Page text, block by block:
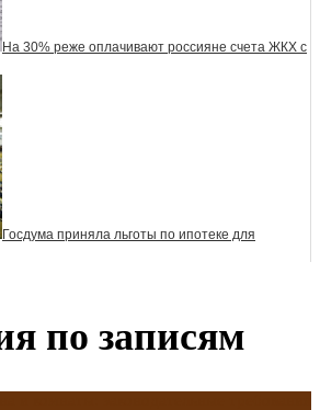
На 30% реже оплачивают россияне счета ЖКХ с
Госдума приняла льготы по ипотеке для
по записям